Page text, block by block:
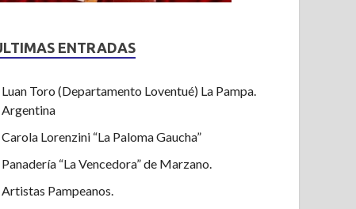
ENTRADAS
Luan Toro (Departamento Loventué) La Pampa.
Argentina
Carola Lorenzini “La Paloma Gaucha”
Panadería “La Vencedora” de Marzano.
Artistas Pampeanos.